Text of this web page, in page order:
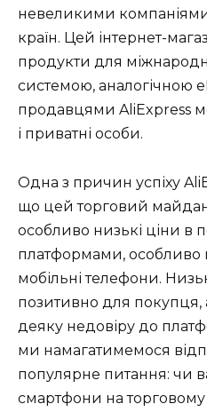
невеликими
країн. Цей інтернет-
продукти для
системою, аналогічною
продавцями AliExpress
і приватні особи.
Одна з причин успіху
що цей торговий
особливо низькі ціни в
платформами, особливо
мобільні телефони.
позитивно для
деяку недовіру до
ми намагатимемося
популярне питання: чи
смартфони на